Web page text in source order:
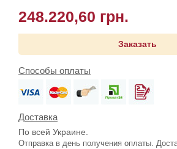
248.220,60 грн.
Заказать
Способы оплаты
Доставка
По всей Украине.
Отправка в день получения оплаты.